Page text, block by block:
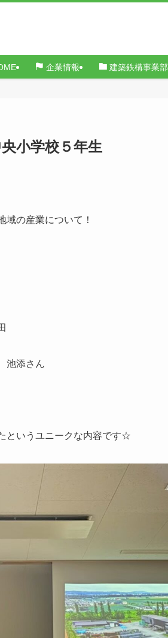
企業情報 建築鉄構事業部
小学校５年生
の産業について！
池添さん
というユニークな内容です☆